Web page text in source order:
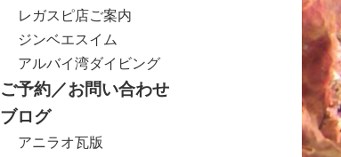
レガスピ店ご案内
ジンベエスイム
アルバイ湾ダイビング
ご予約／お問い合わせ
ブログ
アニラオ瓦版